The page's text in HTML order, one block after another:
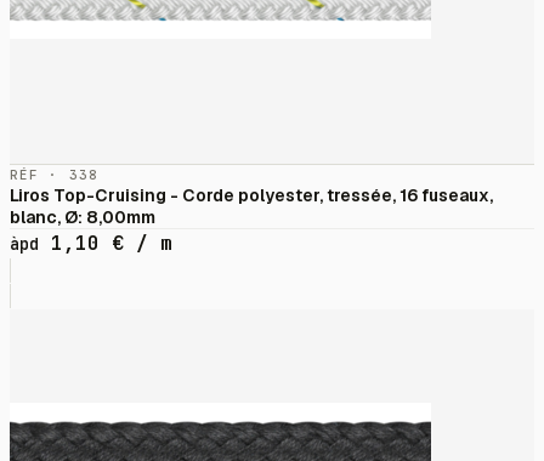
RÉF · 338
Liros Top-Cruising - Corde polyester, tressée, 16 fuseaux,
blanc, Ø: 8,00mm
àpd
1,10 € / m